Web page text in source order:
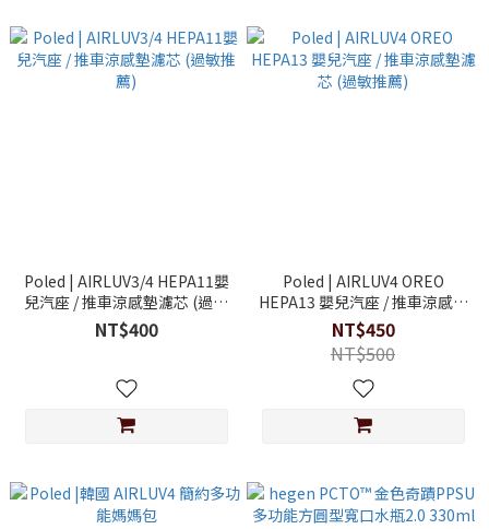
Poled | AIRLUV3/4 HEPA11嬰
兒汽座 / 推車涼感墊濾芯 (過敏
推薦)
NT$400
Poled | AIRLUV4 OREO
HEPA13 嬰兒汽座 / 推車涼感墊
濾芯 (過敏推薦)
NT$450
NT$500